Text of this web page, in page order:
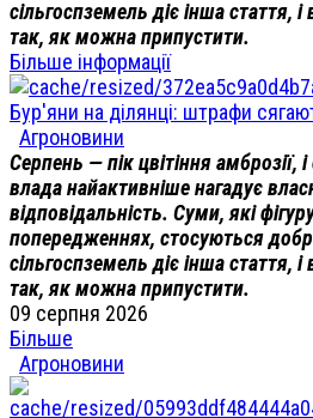
сільгоспземель діє інша стаття,
так, як можна припустити.
Більше інформації
Бур'яни на ділянці: штрафи
Агроновини
Серпень — пік цвітіння амброзії,
влада найактивніше нагадує
відповідальність. Суми, які
попередженнях, стосуються
сільгоспземель діє інша стаття,
так, як можна припустити.
09 серпня 2026
Більше
Агроновини